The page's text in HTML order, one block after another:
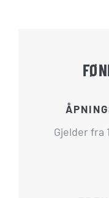
Gjelder fra